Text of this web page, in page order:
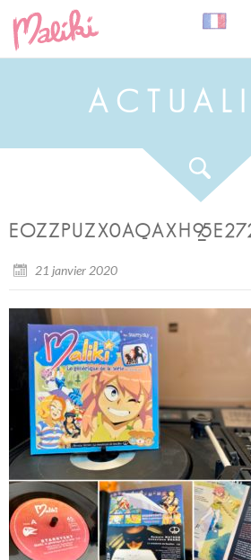
A C U A L
21 janvier 2020